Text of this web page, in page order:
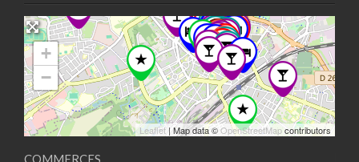
+
−
Leaflet | Map data ©OpenStreetMapcontributors
COMMERCES